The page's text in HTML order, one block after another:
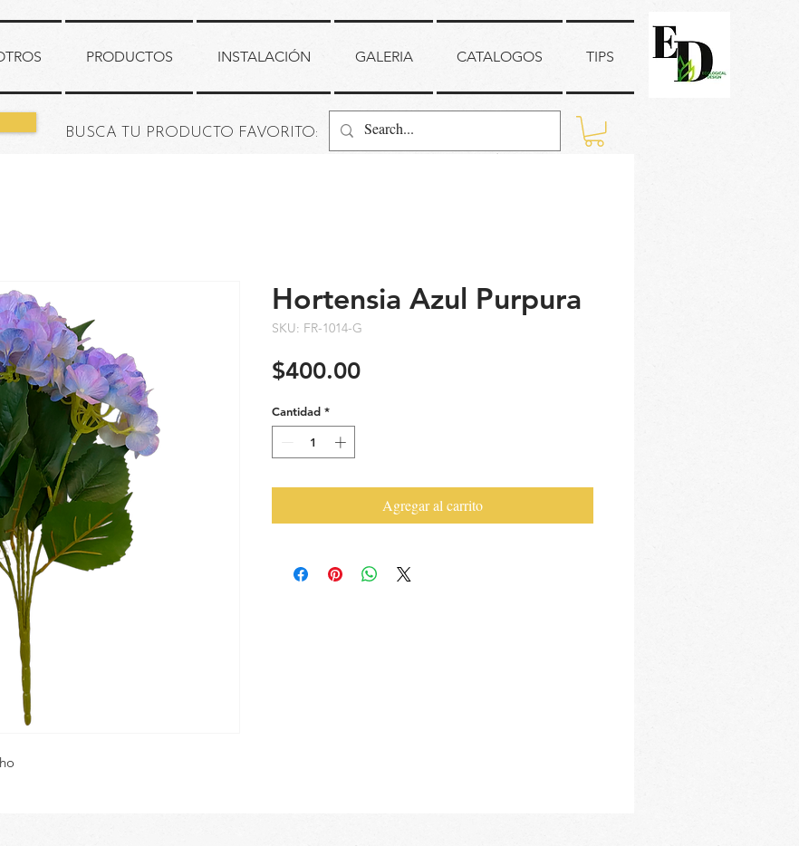
PRODUCTOS INSTALACIÓN GALERIA CATALOGOS TIPS
BUSCA TU PRODUCTO FAVORITO:
Hortensia Azul Purpura
SKU: FR-1014-G
$400.00Precio
Cantidad *
Agregar al carrito